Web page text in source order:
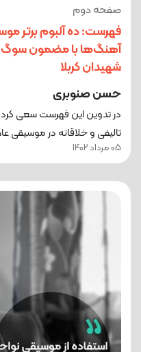
صفحه دوم
فهرست: ده آلبوم برتر
آهنگ‌ها با مضمون
شهیدان کربلا
حسن صنوبری
در تدوین این فهرست سعی کردم
تالیفی و خلاقانه در موسیقی
05 مرداد 1402